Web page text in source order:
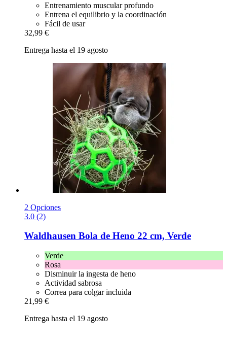
Entrenamiento muscular profundo
Entrena el equilibrio y la coordinación
Fácil de usar
32,99 €
Entrega hasta el 19 agosto
2 Opciones
3.0 (2)
Waldhausen Bola de Heno 22 cm, Verde
Verde
Rosa
Disminuir la ingesta de heno
Actividad sabrosa
Correa para colgar incluida
21,99 €
Entrega hasta el 19 agosto